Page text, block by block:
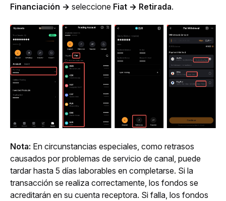
Financiación → seleccione Fiat → Retirada.
Nota: En circunstancias especiales, como retrasos
causados por problemas de servicio de canal, puede
tardar hasta 5 días laborables en completarse. Si la
transacción se realiza correctamente, los fondos se
acreditarán en su cuenta receptora. Si falla, los fondos